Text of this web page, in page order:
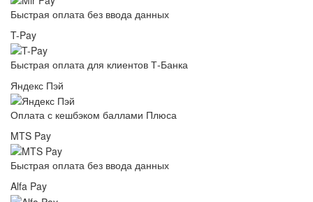
Быстрая оплата без ввода данных
T-Pay
Быстрая оплата для клиентов Т-Банка
Яндекс Пэй
Оплата с кешбэком баллами Плюса
MTS Pay
Быстрая оплата без ввода данных
Alfa Pay